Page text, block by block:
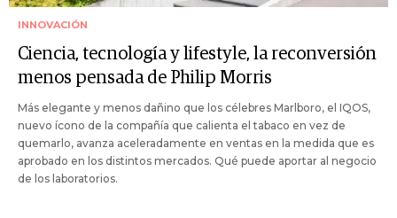
INNOVACIÓN
Ciencia, tecnología y lifestyle, la reconversión
menos pensada de Philip Morris
Más elegante y menos dañino que los célebres Marlboro, el IQOS,
nuevo ícono de la compañía que calienta el tabaco en vez de
quemarlo, avanza aceleradamente en ventas en la medida que es
aprobado en los distintos mercados. Qué puede aportar al negocio
de los laboratorios.